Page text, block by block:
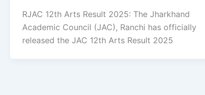
RJAC 12th Arts Result 2025: The Jharkhand
Academic Council (JAC), Ranchi has officially
released the JAC 12th Arts Result 2025